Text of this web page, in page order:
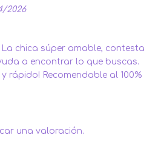
2026
La chica súper amable, contesta
a encontrar lo que buscas.
rápido! Recomendable al 100%
una valoración.